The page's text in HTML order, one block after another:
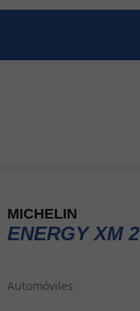
MICHELIN
ENERGY XM
Automóviles